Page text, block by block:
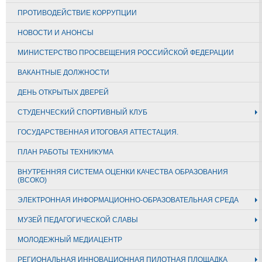
ПРОТИВОДЕЙСТВИЕ КОРРУПЦИИ
НОВОСТИ И АНОНСЫ
МИНИСТЕРСТВО ПРОСВЕЩЕНИЯ РОССИЙСКОЙ ФЕДЕРАЦИИ
ВАКАНТНЫЕ ДОЛЖНОСТИ
ДЕНЬ ОТКРЫТЫХ ДВЕРЕЙ
СТУДЕНЧЕСКИЙ СПОРТИВНЫЙ КЛУБ
ГОСУДАРСТВЕННАЯ ИТОГОВАЯ АТТЕСТАЦИЯ.
ПЛАН РАБОТЫ ТЕХНИКУМА
ВНУТРЕННЯЯ СИСТЕМА ОЦЕНКИ КАЧЕСТВА ОБРАЗОВАНИЯ
(ВСОКО)
ЭЛЕКТРОННАЯ ИНФОРМАЦИОННО-ОБРАЗОВАТЕЛЬНАЯ СРЕДА
МУЗЕЙ ПЕДАГОГИЧЕСКОЙ СЛАВЫ
МОЛОДЕЖНЫЙ МЕДИАЦЕНТР
РЕГИОНАЛЬНАЯ ИННОВАЦИОННАЯ ПИЛОТНАЯ ПЛОЩАДКА